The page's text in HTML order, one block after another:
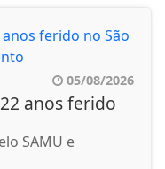
05/08/2026
anos ferido
SAMU e